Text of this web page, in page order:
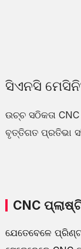
ସିଏନସି
ଉଚ୍ଚ ସଠିକତା
ବୃତ୍ତିଗତ ପ୍ରତିଭା
CNC
ଯେତେବେଳେ